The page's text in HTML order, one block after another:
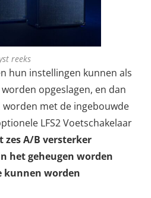
reeks
hun instellingen kunnen als
opgeslagen, en dan
met de ingebouwde
LFS2 Voetschakelaar
zes A/B versterker
het geheugen worden
kunnen worden